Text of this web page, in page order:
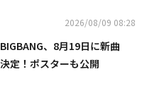
2026/08/09 08:28
、8月19日に新曲
定！ポスターも公開